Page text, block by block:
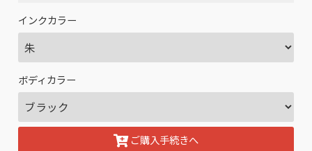
インクカラー
ボディカラー
ご購入手続きへ